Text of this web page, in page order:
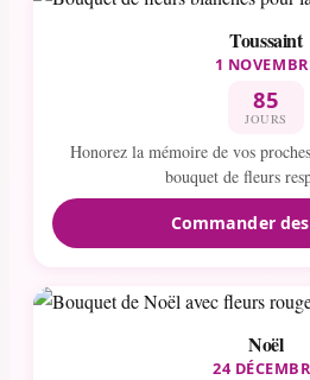
Toussaint
1
85
JOURS
Honorez la mémoire de vos
bouquet de fleurs
Commander
Noël
24